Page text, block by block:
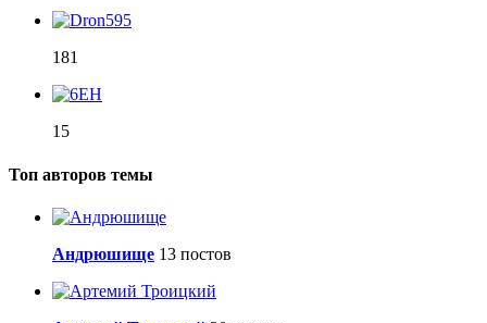
181
15
Топ авторов темы
Андрюшище 13 постов